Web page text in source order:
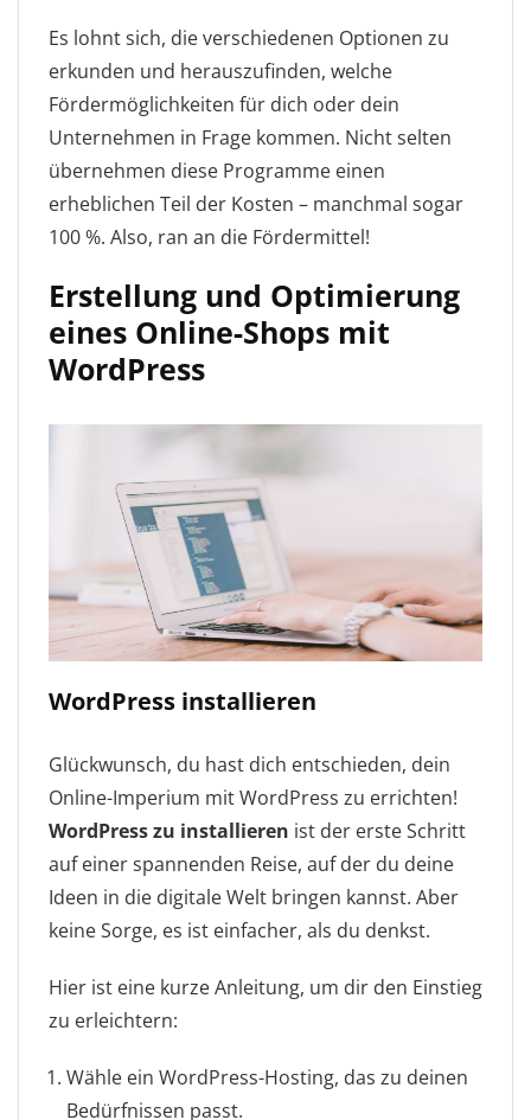
Es lohnt sich, die verschiedenen Optionen zu
erkunden und herauszufinden, welche
Fördermöglichkeiten für dich oder dein
Unternehmen in Frage kommen. Nicht selten
übernehmen diese Programme einen
erheblichen Teil der Kosten – manchmal sogar
100 %. Also, ran an die Fördermittel!
Erstellung und Optimierung
eines Online-Shops mit
WordPress
WordPress installieren
Glückwunsch, du hast dich entschieden, dein
Online-Imperium mit WordPress zu errichten!
WordPress zu installieren ist der erste Schritt
auf einer spannenden Reise, auf der du deine
Ideen in die digitale Welt bringen kannst. Aber
keine Sorge, es ist einfacher, als du denkst.
Hier ist eine kurze Anleitung, um dir den Einstieg
zu erleichtern:
Wähle ein WordPress-Hosting, das zu deinen
Bedürfnissen passt.